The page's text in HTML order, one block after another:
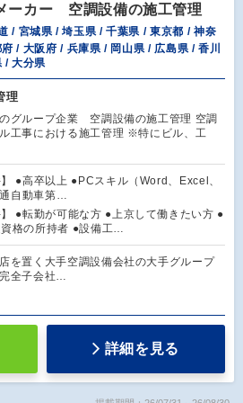
ーカー 空調設備の施工管理
/ 宮城県 / 埼玉県 / 千葉県 / 東京都 / 神奈
/ 大阪府 / 兵庫県 / 岡山県 / 広島県 / 香川
/ 大分県
理
グループ企業 空調設備の施工管理 空調
工事における施工管理 ※特にビル、工
】 ●高卒以上 ●PCスキル（Word、Excel、
自動車第…
】 ●転勤が可能な方 ●上京して働きたい方 ●
格の所持者 ●設備工…
を置く大手空調設備会社の大手グループ
全子会社…
詳細を見る